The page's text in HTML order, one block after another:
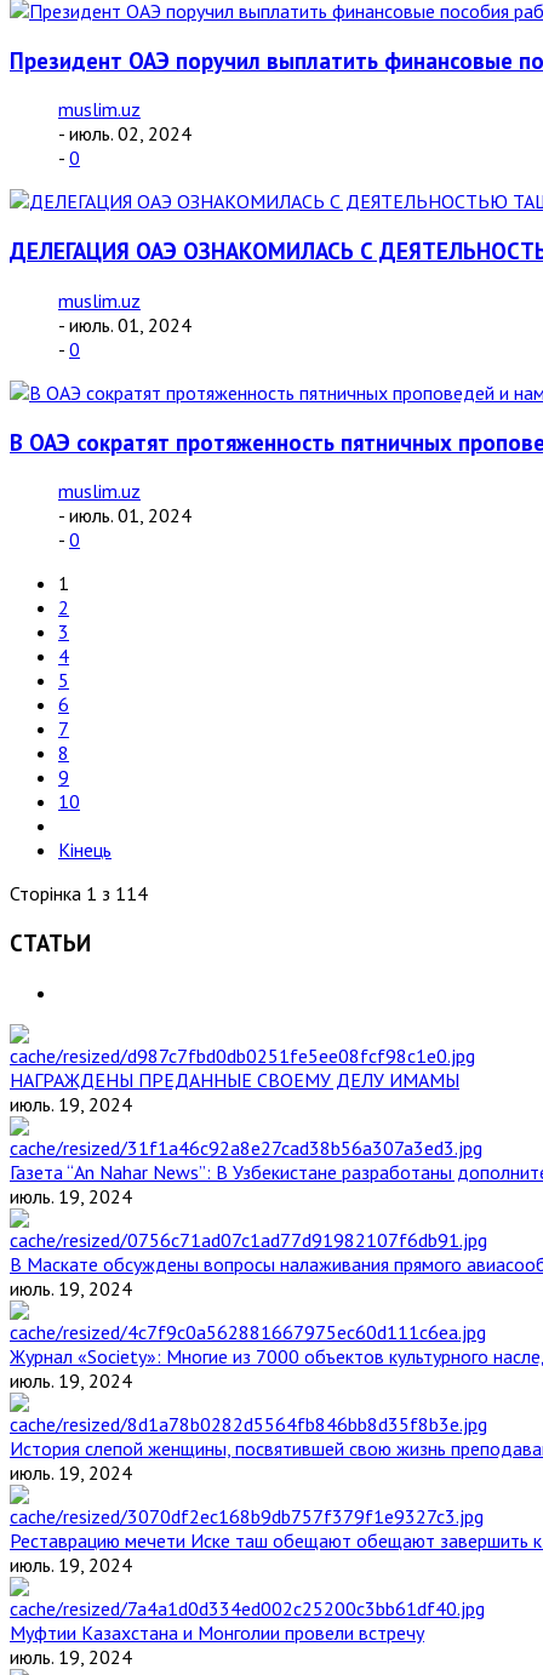
Президент ОАЭ поручил выплатить финансовые
muslim.uz
- июль. 02, 2024
- 0
ДЕЛЕГАЦИЯ ОАЭ ОЗНАКОМИЛАСЬ С
muslim.uz
- июль. 01, 2024
- 0
В ОАЭ сократят протяженность пятничных
muslim.uz
- июль. 01, 2024
- 0
1
2
3
4
5
6
7
8
9
10
Кінець
Сторінка 1 з 114
СТАТЬИ
НАГРАЖДЕНЫ ПРЕДАННЫЕ СВОЕМУ ДЕЛУ ИМАМЫ
июль. 19, 2024
Газета “An Nahar News”: В Узбекистане разработаны
июль. 19, 2024
В Маскате обсуждены вопросы налаживания прямого
июль. 19, 2024
Журнал «Society»: Многие из 7000 объектов культурного
июль. 19, 2024
История слепой женщины, посвятившей свою жизнь
июль. 19, 2024
Реставрацию мечети Иске таш обещают обещают завершить к
июль. 19, 2024
Муфтии Казахстана и Монголии провели встречу
июль. 19, 2024